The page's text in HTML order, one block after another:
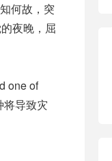
何故，突
夜晚，屈
one of
将导致灾